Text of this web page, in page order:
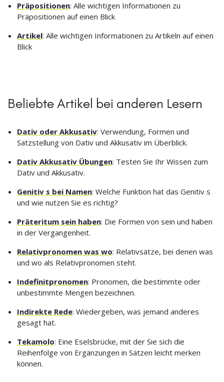
Präpositionen: Alle wichtigen Informationen zu
Präpositionen auf einen Blick
Artikel: Alle wichtigen Informationen zu Artikeln auf einen
Blick
Beliebte Artikel bei anderen Lesern
Dativ oder Akkusativ: Verwendung, Formen und
Satzstellung von Dativ und Akkusativ im Überblick.
Dativ Akkusativ Übungen: Testen Sie Ihr Wissen zum
Dativ und Akkusativ.
Genitiv s bei Namen: Welche Funktion hat das Genitiv s
und wie nutzen Sie es richtig?
Präteritum sein haben: Die Formen von sein und haben
in der Vergangenheit.
Relativpronomen was wo: Relativsätze, bei denen was
und wo als Relativpronomen steht.
Indefinitpronomen: Pronomen, die bestimmte oder
unbestimmte Mengen bezeichnen.
Indirekte Rede: Wiedergeben, was jemand anderes
gesagt hat.
Tekamolo: Eine Eselsbrücke, mit der Sie sich die
Reihenfolge von Ergänzungen in Sätzen leicht merken
können.